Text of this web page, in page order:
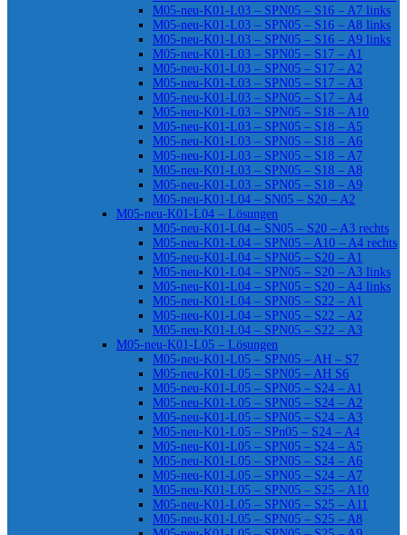
M05-neu-K01-L03 – SPN05 – S16 – A7 links
M05-neu-K01-L03 – SPN05 – S16 – A8 links
M05-neu-K01-L03 – SPN05 – S16 – A9 links
M05-neu-K01-L03 – SPN05 – S17 – A1
M05-neu-K01-L03 – SPN05 – S17 – A2
M05-neu-K01-L03 – SPN05 – S17 – A3
M05-neu-K01-L03 – SPN05 – S17 – A4
M05-neu-K01-L03 – SPN05 – S18 – A10
M05-neu-K01-L03 – SPN05 – S18 – A5
M05-neu-K01-L03 – SPN05 – S18 – A6
M05-neu-K01-L03 – SPN05 – S18 – A7
M05-neu-K01-L03 – SPN05 – S18 – A8
M05-neu-K01-L03 – SPN05 – S18 – A9
M05-neu-K01-L04 – SN05 – S20 – A2
M05-neu-K01-L04 – Lösungen
M05-neu-K01-L04 – SN05 – S20 – A3 rechts
M05-neu-K01-L04 – SPN05 – A10 – A4 rechts
M05-neu-K01-L04 – SPN05 – S20 – A1
M05-neu-K01-L04 – SPN05 – S20 – A3 links
M05-neu-K01-L04 – SPN05 – S20 – A4 links
M05-neu-K01-L04 – SPN05 – S22 – A1
M05-neu-K01-L04 – SPN05 – S22 – A2
M05-neu-K01-L04 – SPN05 – S22 – A3
M05-neu-K01-L05 – Lösungen
M05-neu-K01-L05 – SPN05 – AH – S7
M05-neu-K01-L05 – SPN05 – AH S6
M05-neu-K01-L05 – SPN05 – S24 – A1
M05-neu-K01-L05 – SPN05 – S24 – A2
M05-neu-K01-L05 – SPN05 – S24 – A3
M05-neu-K01-L05 – SPn05 – S24 – A4
M05-neu-K01-L05 – SPN05 – S24 – A5
M05-neu-K01-L05 – SPN05 – S24 – A6
M05-neu-K01-L05 – SPN05 – S24 – A7
M05-neu-K01-L05 – SPN05 – S25 – A10
M05-neu-K01-L05 – SPN05 – S25 – A11
M05-neu-K01-L05 – SPN05 – S25 – A8